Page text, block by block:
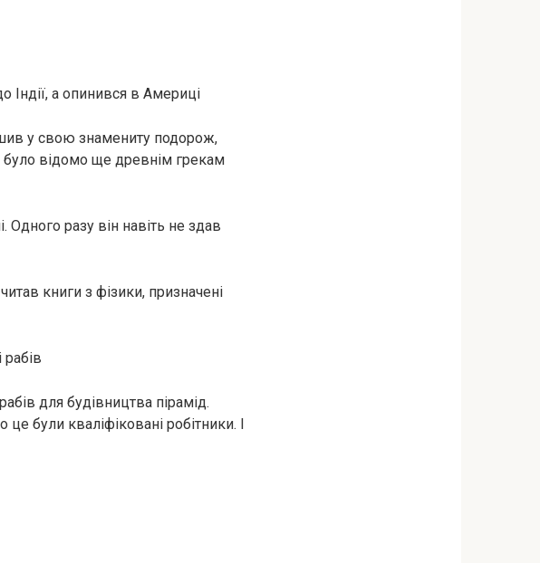
а опинився в Америці
у свою знамениту подорож,
відомо ще древнім грекам
разу він навіть не здав
книги з фізики, призначені
для будівництва пірамід.
це були кваліфіковані робітники. І